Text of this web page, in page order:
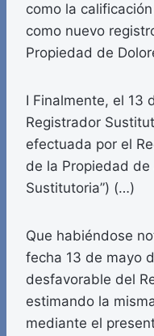
como la
como nuevo
Propiedad de
I Finalmente, el 13
Registrador
efectuada por el
de la Propiedad de
Sustitutoria”) (…)
Que habiéndose
fecha 13 de mayo
desfavorable del
estimando la
mediante el